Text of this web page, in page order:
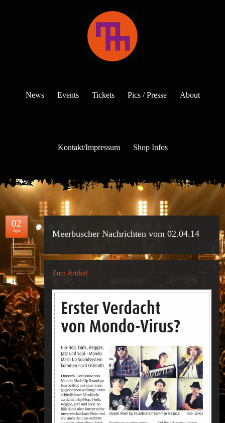
News Events Tickets Pics / Presse About
Kontakt/Impressum Shop Infos
02
Apr. Meerbuscher Nachrichten vom 02.04.14
Zum Artikel